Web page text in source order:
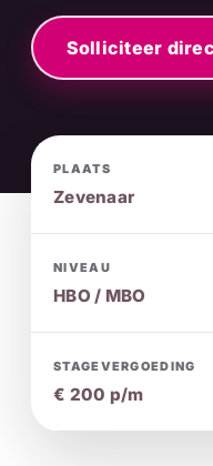
Solliciteer
PLAATS
Zevenaar
NIVEAU
HBO / MBO
STAGEVERGOEDING
€ 200 p/m